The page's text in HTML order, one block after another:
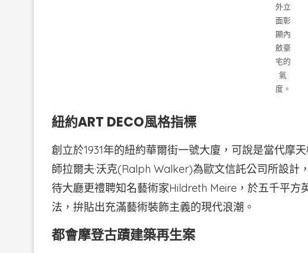
外立
面彰
顯內
斂豪
宅的
氣
度。
紐約ART DECO風格指標
創立於1931年的紐約華爾街一號大廈，可說是當代摩
師拉爾夫·沃克(Ralph Walker)為歐文信託公司所設計
待大廳更禮聘知名藝術家Hildreth Meire，於五千平方
法，拚貼出充滿藝術裝飾主義的現代浪潮。
都會摩登古蹟建築再生案